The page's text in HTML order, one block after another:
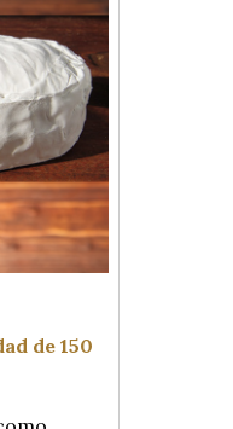
de 150